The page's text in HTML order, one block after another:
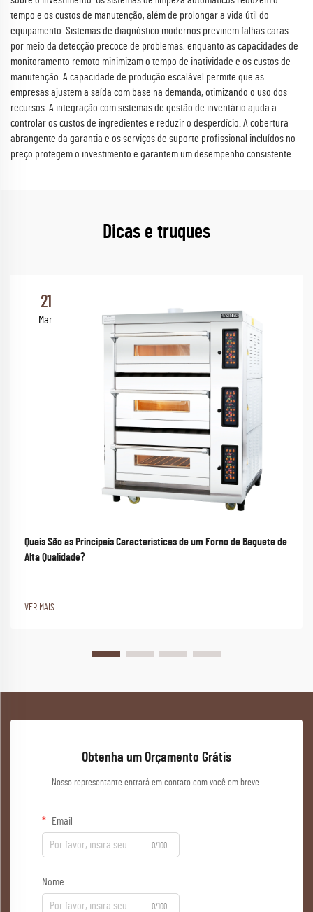
tempo e os custos de manutenção, além de prolongar a vida útil do
equipamento. Sistemas de diagnóstico modernos previnem falhas caras
por meio da detecção precoce de problemas, enquanto as capacidades de
monitoramento remoto minimizam o tempo de inatividade e os custos de
manutenção. A capacidade de produção escalável permite que as
empresas ajustem a saída com base na demanda, otimizando o uso dos
recursos. A integração com sistemas de gestão de inventário ajuda a
controlar os custos de ingredientes e reduzir o desperdício. A cobertura
abrangente da garantia e os serviços de suporte profissional incluídos no
preço protegem o investimento e garantem um desempenho consistente.
Dicas e truques
21
Mar
Quais São as Principais Características de um Forno de Baguete de
Alta Qualidade?
VER MAIS
Obtenha um Orçamento Grátis
Nosso representante entrará em contato com você em breve.
Email
0/100
Nome
0/100